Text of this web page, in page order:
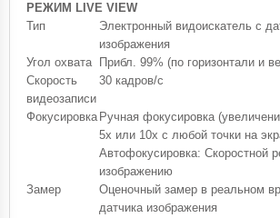
РЕЖИМ LIVE VIEW
Тип
Электронный видоискатель с
изображения
Угол охвата
Прибл. 99% (по горизонтали и
Скорость
видеозаписи
30 кадров/с
Фокусировка Ручная фокусировка
5x или 10x с любой точки на
Автофокусировка: Скоростной
изображению
Замер
Оценочный замер в реальном
датчика изображения